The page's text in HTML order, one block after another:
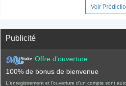
Voir
Publicité
Offre d'ouverture
100% de bonus de bienvenue
L'enregistrement et l'ouverture d'un compte sont